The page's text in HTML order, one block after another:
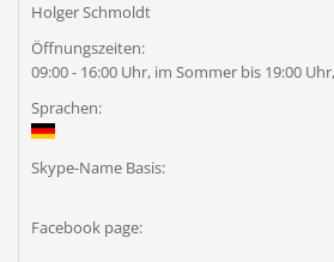
Holger Schmoldt
Öffnungszeiten:
09:00 - 16:00 Uhr, im Sommer bis 19:00
Sprachen:
Skype-Name Basis:
Facebook page: